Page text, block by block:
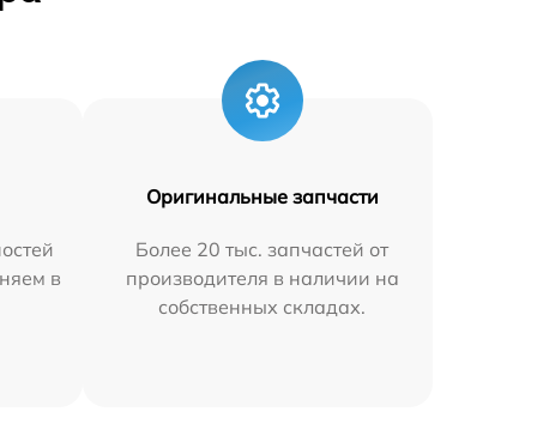
в
Оригинальные запчасти
Более 20 тыс. запчастей от
производителя в наличии на
собственных складах.